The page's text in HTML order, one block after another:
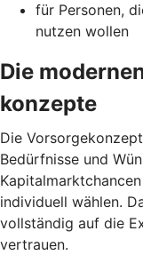
für Personen,
nutzen wollen
Die
konzepte
Die
Bedürfnisse und
individuell wählen.
vollständig auf die
vertrauen.